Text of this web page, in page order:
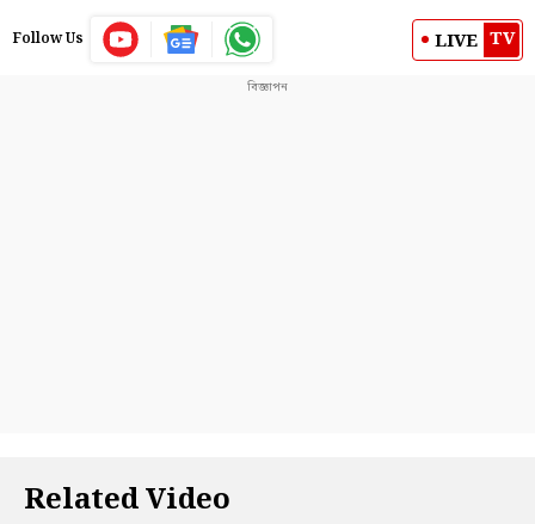
Follow Us LIVE TV
Related Video